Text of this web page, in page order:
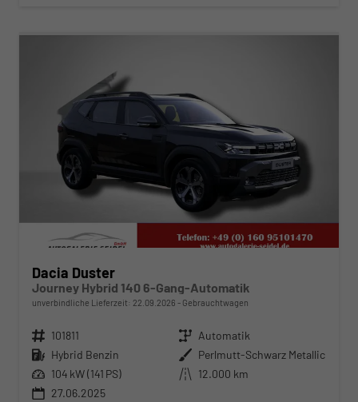
Dacia Duster
Journey Hybrid 140 6-Gang-Automatik
unverbindliche Lieferzeit: 22.09.2026 Gebrauchtwagen
Fahrzeugnr. 101811 Getriebe Automatik
Kraftstoff Hybrid Benzin Außenfarbe Perlmutt-Schwarz Metallic
Leistung 104 kW (141 PS) Kilometerstand 12.000 km
27.06.2025